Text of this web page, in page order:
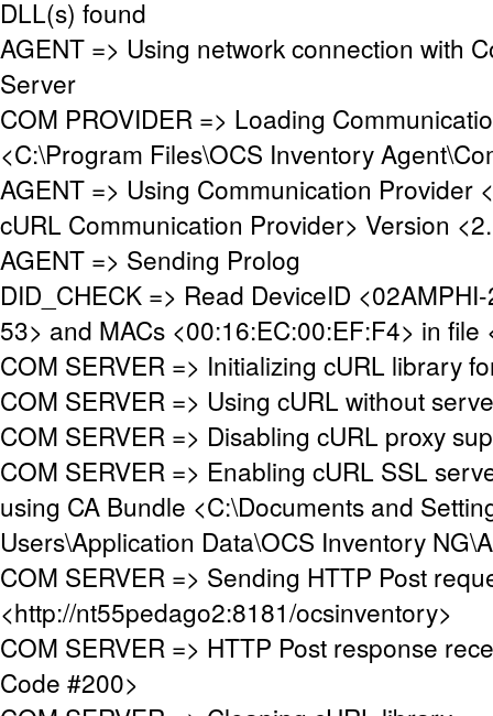
DLL(s) found
AGENT => Using network connection with
Server
COM PROVIDER => Loading
<C:\Program Files\OCS Inventory
AGENT => Using Communication Provider
cURL Communication Provider> Version
AGENT => Sending Prolog
DID_CHECK => Read DeviceID
53> and MACs <00:16:EC:00:EF:F4> in file
COM SERVER => Initializing cURL library
COM SERVER => Using cURL without
COM SERVER => Disabling cURL proxy
COM SERVER => Enabling cURL SSL
using CA Bundle <C:\Documents and
Users\Application Data\OCS Inventory
COM SERVER => Sending HTTP Post
<http://nt55pedago2:8181/ocsinventory>
COM SERVER => HTTP Post response
Code #200>